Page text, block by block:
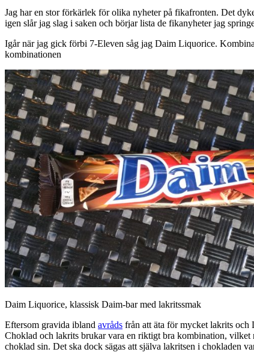
Jag har en stor förkärlek för olika nyheter på fikafronten. Det
igen slår jag slag i saken och börjar lista de fikanyheter jag
Igår när jag gick förbi 7-Eleven såg jag Daim Liquorice.
kombinationen
Daim Liquorice, klassisk Daim-bar med lakritssmak
Eftersom gravida ibland avråds från att äta för mycket lakrits och
Choklad och lakrits brukar vara en riktigt bra kombination,
choklad sin. Det ska dock sägas att själva lakritsen i chokladen